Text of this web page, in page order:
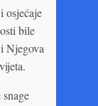
osjećaje
bile
Njegova